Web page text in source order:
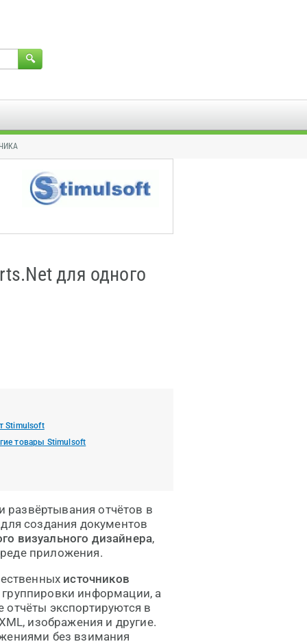
для одного
Stimulsoft
товары Stimulsoft
развёртывания отчётов в
создания документов
визуального дизайнера,
приложения.
источников
информации, а
экспортируются в
изображения и другие.
без взимания